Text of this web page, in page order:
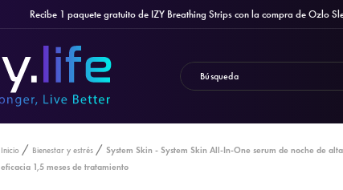
Recibe 1 paquete gratuito de IZY Breathing Strips con la compra de Ozlo
Inicio Bienestar y estrés
System Skin - System Skin All-In-One serum de noche de alta
eficacia 1,5 meses de tratamiento